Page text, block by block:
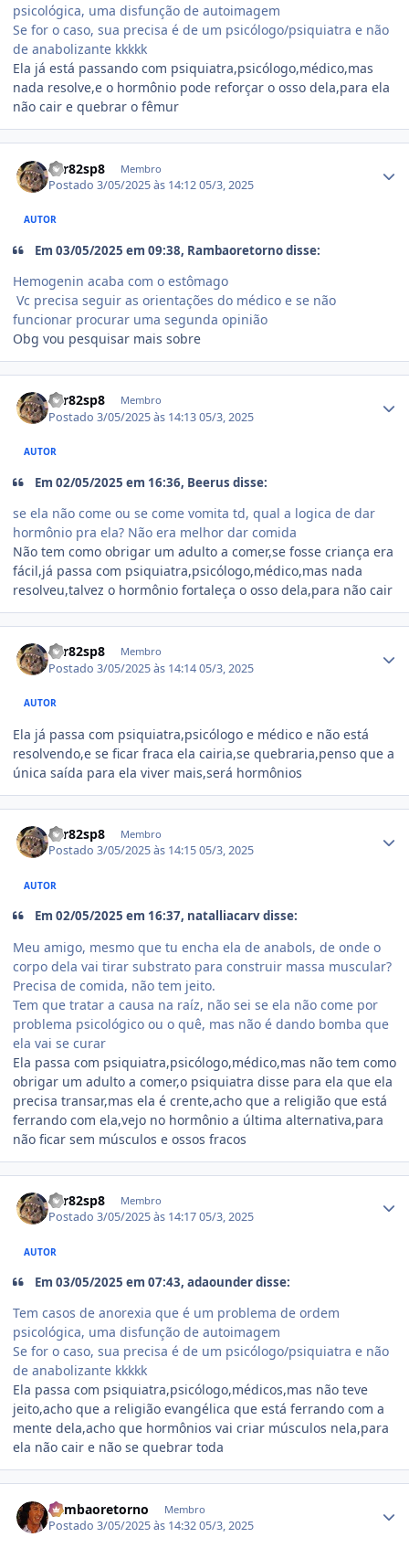
psicológica, uma disfunção de autoimagem
Se for o caso, sua precisa é de um psicólogo/psiquiatra e não
de anabolizante kkkkk
Ela já está passando com psiquiatra,psicólogo,médico,mas
nada resolve,e o hormônio pode reforçar o osso dela,para ela
não cair e quebrar o fêmur
var82sp8 Membro
Postado3/05/2025 às 14:1205/3, 2025
AUTOR
Em 03/05/2025 em 09:38, Rambaoretorno disse:
Hemogenin acaba com o estômago
Vc precisa seguir as orientações do médico e se não
funcionar procurar uma segunda opinião
Obg vou pesquisar mais sobre
var82sp8 Membro
Postado3/05/2025 às 14:1305/3, 2025
AUTOR
Em 02/05/2025 em 16:36, Beerus disse:
se ela não come ou se come vomita td, qual a logica de dar
hormônio pra ela? Não era melhor dar comida
Não tem como obrigar um adulto a comer,se fosse criança era
fácil,já passa com psiquiatra,psicólogo,médico,mas nada
resolveu,talvez o hormônio fortaleça o osso dela,para não cair
var82sp8 Membro
Postado3/05/2025 às 14:1405/3, 2025
AUTOR
Ela já passa com psiquiatra,psicólogo e médico e não está
resolvendo,e se ficar fraca ela cairia,se quebraria,penso que a
única saída para ela viver mais,será hormônios
var82sp8 Membro
Postado3/05/2025 às 14:1505/3, 2025
AUTOR
Em 02/05/2025 em 16:37, natalliacarv disse:
Meu amigo, mesmo que tu encha ela de anabols, de onde o
corpo dela vai tirar substrato para construir massa muscular?
Precisa de comida, não tem jeito.
Tem que tratar a causa na raíz, não sei se ela não come por
problema psicológico ou o quê, mas não é dando bomba que
ela vai se curar
Ela passa com psiquiatra,psicólogo,médico,mas não tem como
obrigar um adulto a comer,o psiquiatra disse para ela que ela
precisa transar,mas ela é crente,acho que a religião que está
ferrando com ela,vejo no hormônio a última alternativa,para
não ficar sem músculos e ossos fracos
var82sp8 Membro
Postado3/05/2025 às 14:1705/3, 2025
AUTOR
Em 03/05/2025 em 07:43, adaounder disse:
Tem casos de anorexia que é um problema de ordem
psicológica, uma disfunção de autoimagem
Se for o caso, sua precisa é de um psicólogo/psiquiatra e não
de anabolizante kkkkk
Ela passa com psiquiatra,psicólogo,médicos,mas não teve
jeito,acho que a religião evangélica que está ferrando com a
mente dela,acho que hormônios vai criar músculos nela,para
ela não cair e não se quebrar toda
Rambaoretorno Membro
Postado3/05/2025 às 14:3205/3, 2025